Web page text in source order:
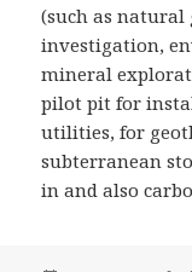
(such as natural
investigation,
mineral
pilot pit for
utilities, for
subterranean
in and also